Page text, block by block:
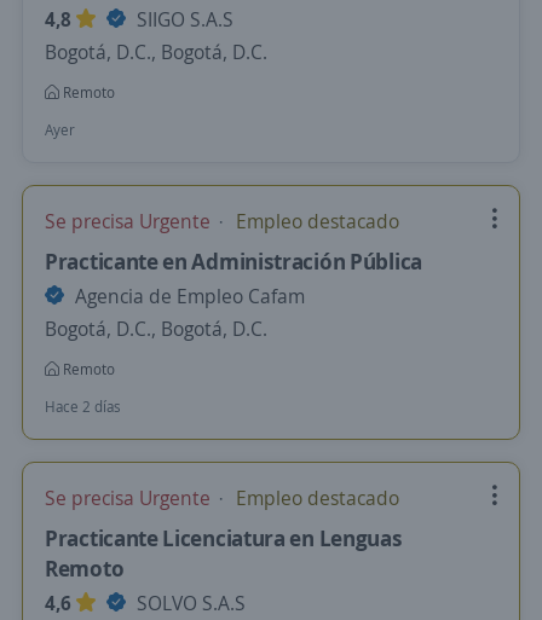
4,8
SIIGO S.A.S
Bogotá, D.C., Bogotá, D.C.
Remoto
Ayer
Se precisa Urgente Empleo destacado
Practicante en Administración Pública
Agencia de Empleo Cafam
Bogotá, D.C., Bogotá, D.C.
Remoto
Hace 2 días
Se precisa Urgente Empleo destacado
Practicante Licenciatura en Lenguas
Remoto
4,6
SOLVO S.A.S